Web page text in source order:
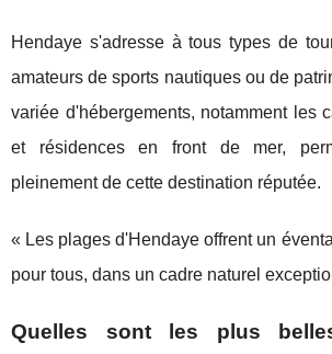
Hendaye s'adresse à tous types de
amateurs de sports nautiques ou de
variée d'hébergements, notamment les
et résidences en front de mer,
pleinement de cette destination réputée.
« Les plages d'Hendaye offrent un
pour tous, dans un cadre naturel
Quelles sont les plus